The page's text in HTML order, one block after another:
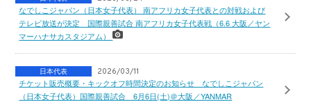
なでしこジャパン（日本女子代表） 南アフリカ女子代表との対戦および
テレビ放送が決定 国際親善試合 南アフリカ女子代表戦（6.6 大阪／ヤン
マーハナサカスタジアム）
日本代表 2026/03/11
チケット販売概要・キックオフ時間決定のお知らせ なでしこジャパン
（日本女子代表）国際親善試合 6月6日(土)＠大阪／YANMAR